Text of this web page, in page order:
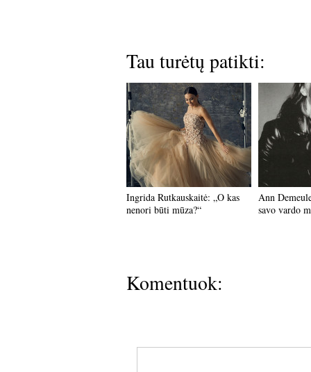
Tau turėtų patikti:
Ingrida Rutkauskaitė: „O kas
nenori būti mūza?“
Ann
savo vardo
Komentuok: